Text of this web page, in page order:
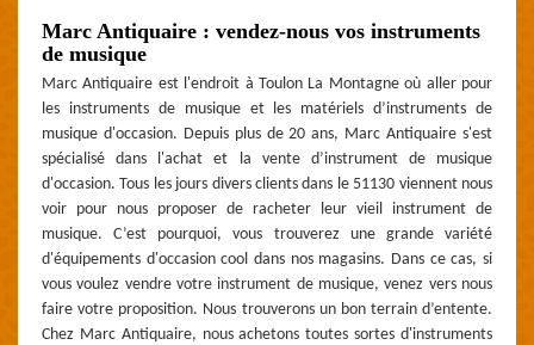
Marc Antiquaire : vendez-nous vos instruments
de musique
Marc Antiquaire est l'endroit à Toulon La Montagne où aller pour
les instruments de musique et les matériels d’instruments de
musique d'occasion. Depuis plus de 20 ans, Marc Antiquaire s'est
spécialisé dans l'achat et la vente d’instrument de musique
d'occasion. Tous les jours divers clients dans le 51130 viennent nous
voir pour nous proposer de racheter leur vieil instrument de
musique. C’est pourquoi, vous trouverez une grande variété
d'équipements d'occasion cool dans nos magasins. Dans ce cas, si
vous voulez vendre votre instrument de musique, venez vers nous
faire votre proposition. Nous trouverons un bon terrain d’entente.
Chez Marc Antiquaire, nous achetons toutes sortes d'instruments